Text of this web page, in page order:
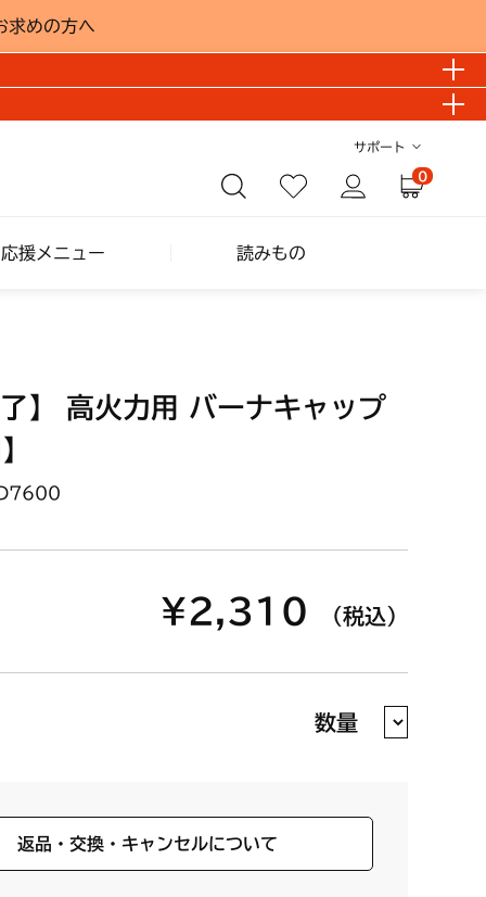
求めの方へ
サポート
0
援メニュー 読みもの
了】 高火力用 バーナキャップ
¥2,310 （税込）
数量
返品・交換・キャンセルについて